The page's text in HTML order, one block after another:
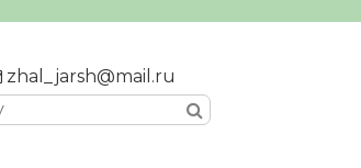
zhal_jarsh@mail.ru